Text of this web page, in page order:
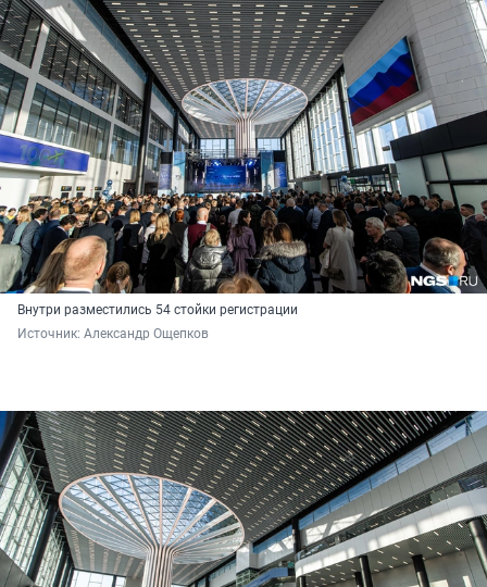
Внутри разместились 54 стойки регистрации
Источник: Александр Ощепков